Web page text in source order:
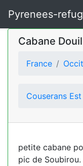
Pyrenees-
Cabane
France
Couserans Est
petite cabane
pic de Soubirou.